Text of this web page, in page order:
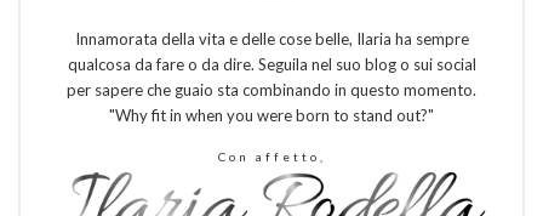
Innamorata della vita e delle cose belle, Ilaria ha sempre
qualcosa da fare o da dire. Seguila nel suo blog o sui social
per sapere che guaio sta combinando in questo momento.
"Why fit in when you were born to stand out?"
Con affetto,